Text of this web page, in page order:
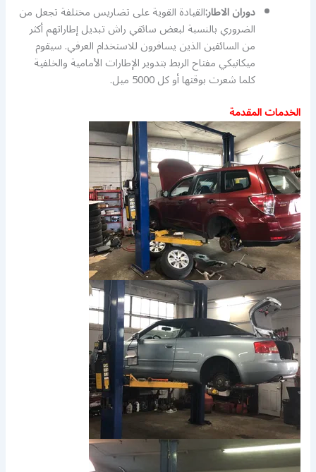
دوران الاطار:القيادة القوية على تضاريس مختلفة تجعل من
الضروري بالنسبة لبعض سائقي راش تبديل إطاراتهم أكثر
من السائقين الذين يسافرون للاستخدام العرفي. سيقوم
ميكانيكي مفتاح الربط بتدوير الإطارات الأمامية والخلفية
كلما شعرت بوقتها أو كل 5000 ميل.
الخدمات المقدمة